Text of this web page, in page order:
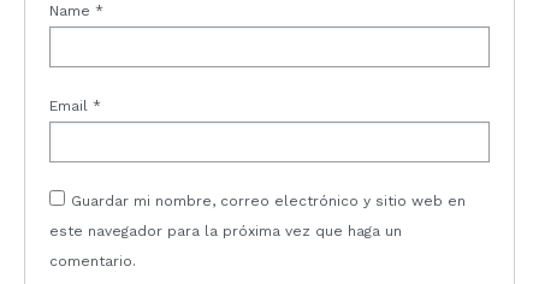
Name *
Email *
Guardar mi nombre, correo electrónico y sitio web en
este navegador para la próxima vez que haga un
comentario.